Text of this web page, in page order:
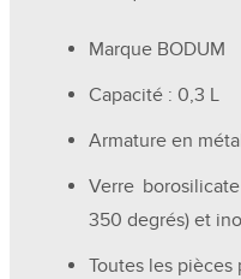
Marque BODUM
Capacité : 0,3 L
Armature en
Verre
350 degrés) et
Toutes les pièces